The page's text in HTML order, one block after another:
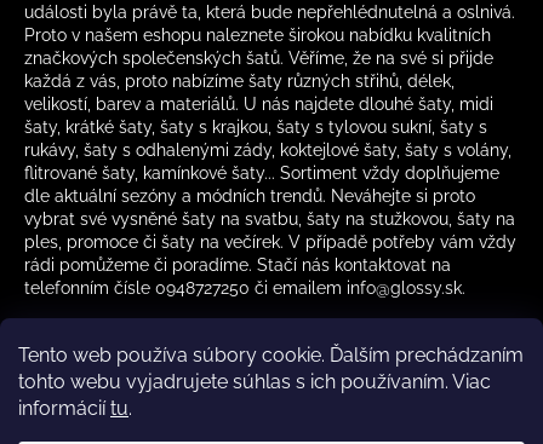
Tento web používa súbory cookie. Ďalším prechádzaním
tohto webu vyjadrujete súhlas s ich používaním. Viac
informáciítu.
události byla právě ta, která bude nepřehlédnutelná a oslnivá.
Proto v našem eshopu naleznete širokou nabídku kvalitních
značkových společenských šatů. Věříme, že na své si přijde
každá z vás, proto nabízíme šaty různých střihů, délek,
velikostí, barev a materiálů. U nás najdete dlouhé šaty, midi
šaty, krátké šaty, šaty s krajkou, šaty s tylovou sukní, šaty s
rukávy, šaty s odhalenými zády, koktejlové šaty, šaty s volány,
flitrované šaty, kamínkové šaty... Sortiment vždy doplňujeme
dle aktuální sezóny a módních trendů. Neváhejte si proto
vybrat své vysněné šaty na svatbu, šaty na stužkovou, šaty na
ples, promoce či šaty na večírek. V případě potřeby vám vždy
rádi pomůžeme či poradíme. Stačí nás kontaktovat na
telefonním čísle 0948727250 či emailem info@glossy.sk.